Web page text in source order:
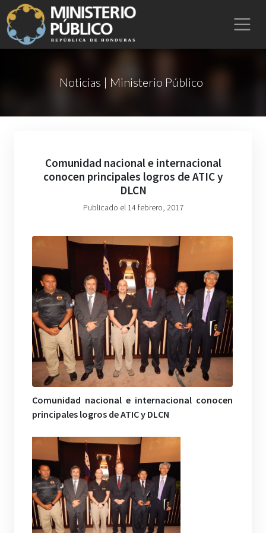
Noticias | Ministerio Público
Comunidad nacional e internacional
conocen principales logros de ATIC y
DLCN
Publicado el 14 febrero, 2017
Comunidad nacional e internacional conocen
principales logros de ATIC y DLCN